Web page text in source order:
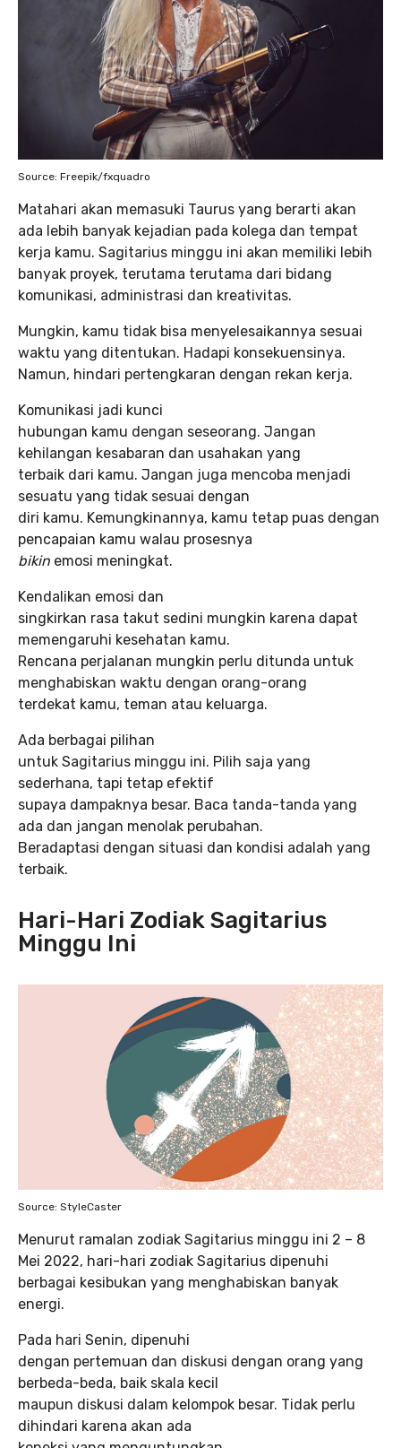
Source: Freepik/fxquadro
Matahari akan memasuki Taurus yang berarti akan
ada lebih banyak kejadian pada kolega dan tempat
kerja kamu. Sagitarius minggu ini akan memiliki lebih
banyak proyek, terutama terutama dari bidang
komunikasi, administrasi dan kreativitas.
Mungkin, kamu tidak bisa menyelesaikannya sesuai
waktu yang ditentukan. Hadapi konsekuensinya.
Namun, hindari pertengkaran dengan rekan kerja.
Komunikasi jadi kunci
hubungan kamu dengan seseorang. Jangan
kehilangan kesabaran dan usahakan yang
terbaik dari kamu. Jangan juga mencoba menjadi
sesuatu yang tidak sesuai dengan
diri kamu. Kemungkinannya, kamu tetap puas dengan
pencapaian kamu walau prosesnya
bikin emosi meningkat.
Kendalikan emosi dan
singkirkan rasa takut sedini mungkin karena dapat
memengaruhi kesehatan kamu.
Rencana perjalanan mungkin perlu ditunda untuk
menghabiskan waktu dengan orang-orang
terdekat kamu, teman atau keluarga.
Ada berbagai pilihan
untuk Sagitarius minggu ini. Pilih saja yang
sederhana, tapi tetap efektif
supaya dampaknya besar. Baca tanda-tanda yang
ada dan jangan menolak perubahan.
Beradaptasi dengan situasi dan kondisi adalah yang
terbaik.
Hari-Hari Zodiak Sagitarius
Minggu Ini
Source: StyleCaster
Menurut ramalan zodiak Sagitarius minggu ini 2 – 8
Mei 2022, hari-hari zodiak Sagitarius dipenuhi
berbagai kesibukan yang menghabiskan banyak
energi.
Pada hari Senin, dipenuhi
dengan pertemuan dan diskusi dengan orang yang
berbeda-beda, baik skala kecil
maupun diskusi dalam kelompok besar. Tidak perlu
dihindari karena akan ada